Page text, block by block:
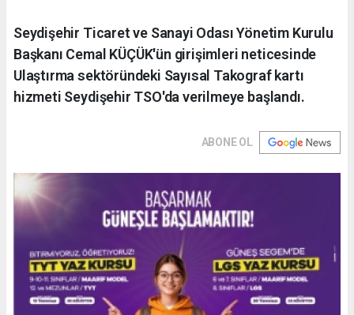
Seydişehir Ticaret ve Sanayi Odası Yönetim Kurulu
Başkanı Cemal KÜÇÜK'ün girişimleri neticesinde
Ulaştırma sektöründeki Sayısal Takograf kartı
hizmeti Seydişehir TSO'da verilmeye başlandı.
ABONE OL